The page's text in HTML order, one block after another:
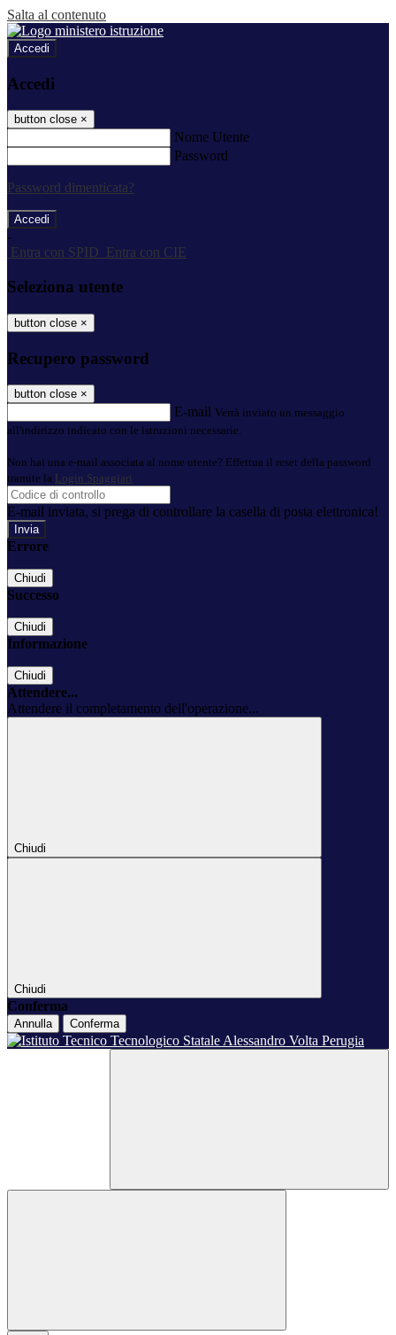
Salta al contenuto
Accedi
Accedi
button close ×
Nome Utente
Password
Password dimenticata?
-
Entra con SPID
Entra con CIE
Seleziona utente
button close ×
Recupero password
button close ×
E-mail Verrà inviato un messaggio
all'indirizzo indicato con le istruzioni necessarie.
Non hai una e-mail associata al nome utente? Effettua il reset della password
tramite la Login Spaggiari
E-mail inviata, si prega di controllare la casella di posta elettronica!
Errore
Chiudi
Successo
Chiudi
Informazione
Chiudi
Attendere...
Attendere il completamento dell'operazione...
Chiudi
Chiudi
Conferma
Annulla Conferma